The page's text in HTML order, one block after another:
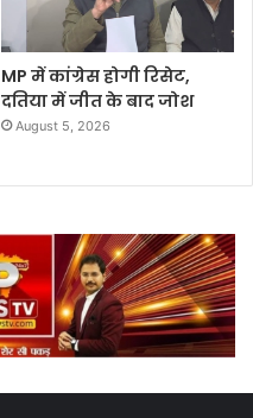
MP में कांग्रेस होगी रिसेट,
दतिया में जीत के बाद जोश
August 5, 2026